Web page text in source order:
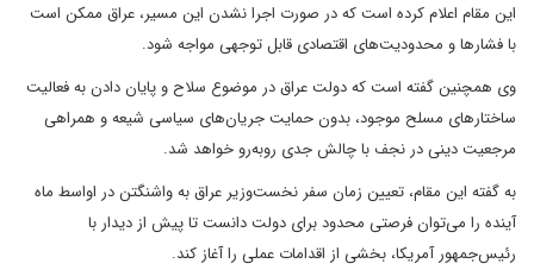
این مقام اعلام کرده است که در صورت اجرا نشدن این مسیر، عراق ممکن است
با فشارها و محدودیت‌های اقتصادی قابل توجهی مواجه شود.
وی همچنین گفته است که دولت عراق در موضوع سلاح و پایان‌ دادن به فعالیت
ساختارهای مسلح موجود، بدون حمایت جریان‌های سیاسی شیعه و همراهی
مرجعیت دینی در نجف با چالش جدی روبه‌رو خواهد شد.
به گفته این مقام، تعیین زمان سفر نخست‌وزیر عراق به واشنگتن در اواسط ماه
آینده را می‌توان فرصتی محدود برای دولت دانست تا پیش از دیدار با
رئیس‌جمهور آمریکا، بخشی از اقدامات عملی را آغاز کند.